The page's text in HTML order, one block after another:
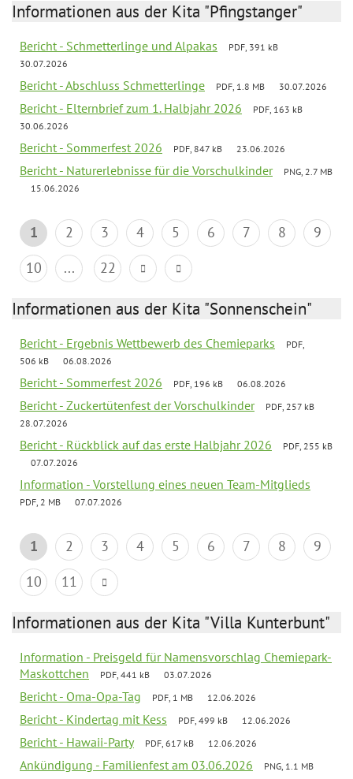
Informationen aus der Kita "Pfingstanger"
Bericht - Schmetterlinge und Alpakas
PDF, 391 kB
30.07.2026
Bericht - Abschluss Schmetterlinge PDF, 1.8 MB 30.07.2026
Bericht - Elternbrief zum 1. Halbjahr 2026
PDF, 163 kB
30.06.2026
Bericht - Sommerfest 2026 PDF, 847 kB 23.06.2026
Bericht - Naturerlebnisse für die Vorschulkinder
PNG, 2.7 MB
15.06.2026
1 2 3 4 5 6 7 8
9
10
... 22
Informationen aus der Kita "Sonnenschein"
Bericht - Ergebnis Wettbewerb des Chemieparks
PDF,
506 kB
06.08.2026
Bericht - Sommerfest 2026 PDF, 196 kB 06.08.2026
Bericht - Zuckertütenfest der Vorschulkinder
PDF, 257 kB
28.07.2026
Bericht - Rückblick auf das erste Halbjahr 2026
PDF, 255 kB
07.07.2026
Information - Vorstellung eines neuen Team-Mitglieds
PDF, 2 MB 07.07.2026
1 2 3 4 5 6 7 8
9
10
11
Informationen aus der Kita "Villa Kunterbunt"
Information - Preisgeld für Namensvorschlag Chemiepark-
Maskottchen
PDF, 441 kB 03.07.2026
Bericht - Oma-Opa-Tag PDF, 1 MB 12.06.2026
Bericht - Kindertag mit Kess PDF, 499 kB 12.06.2026
Bericht - Hawaii-Party PDF, 617 kB 12.06.2026
Ankündigung - Familienfest am 03.06.2026
PNG, 1.1 MB